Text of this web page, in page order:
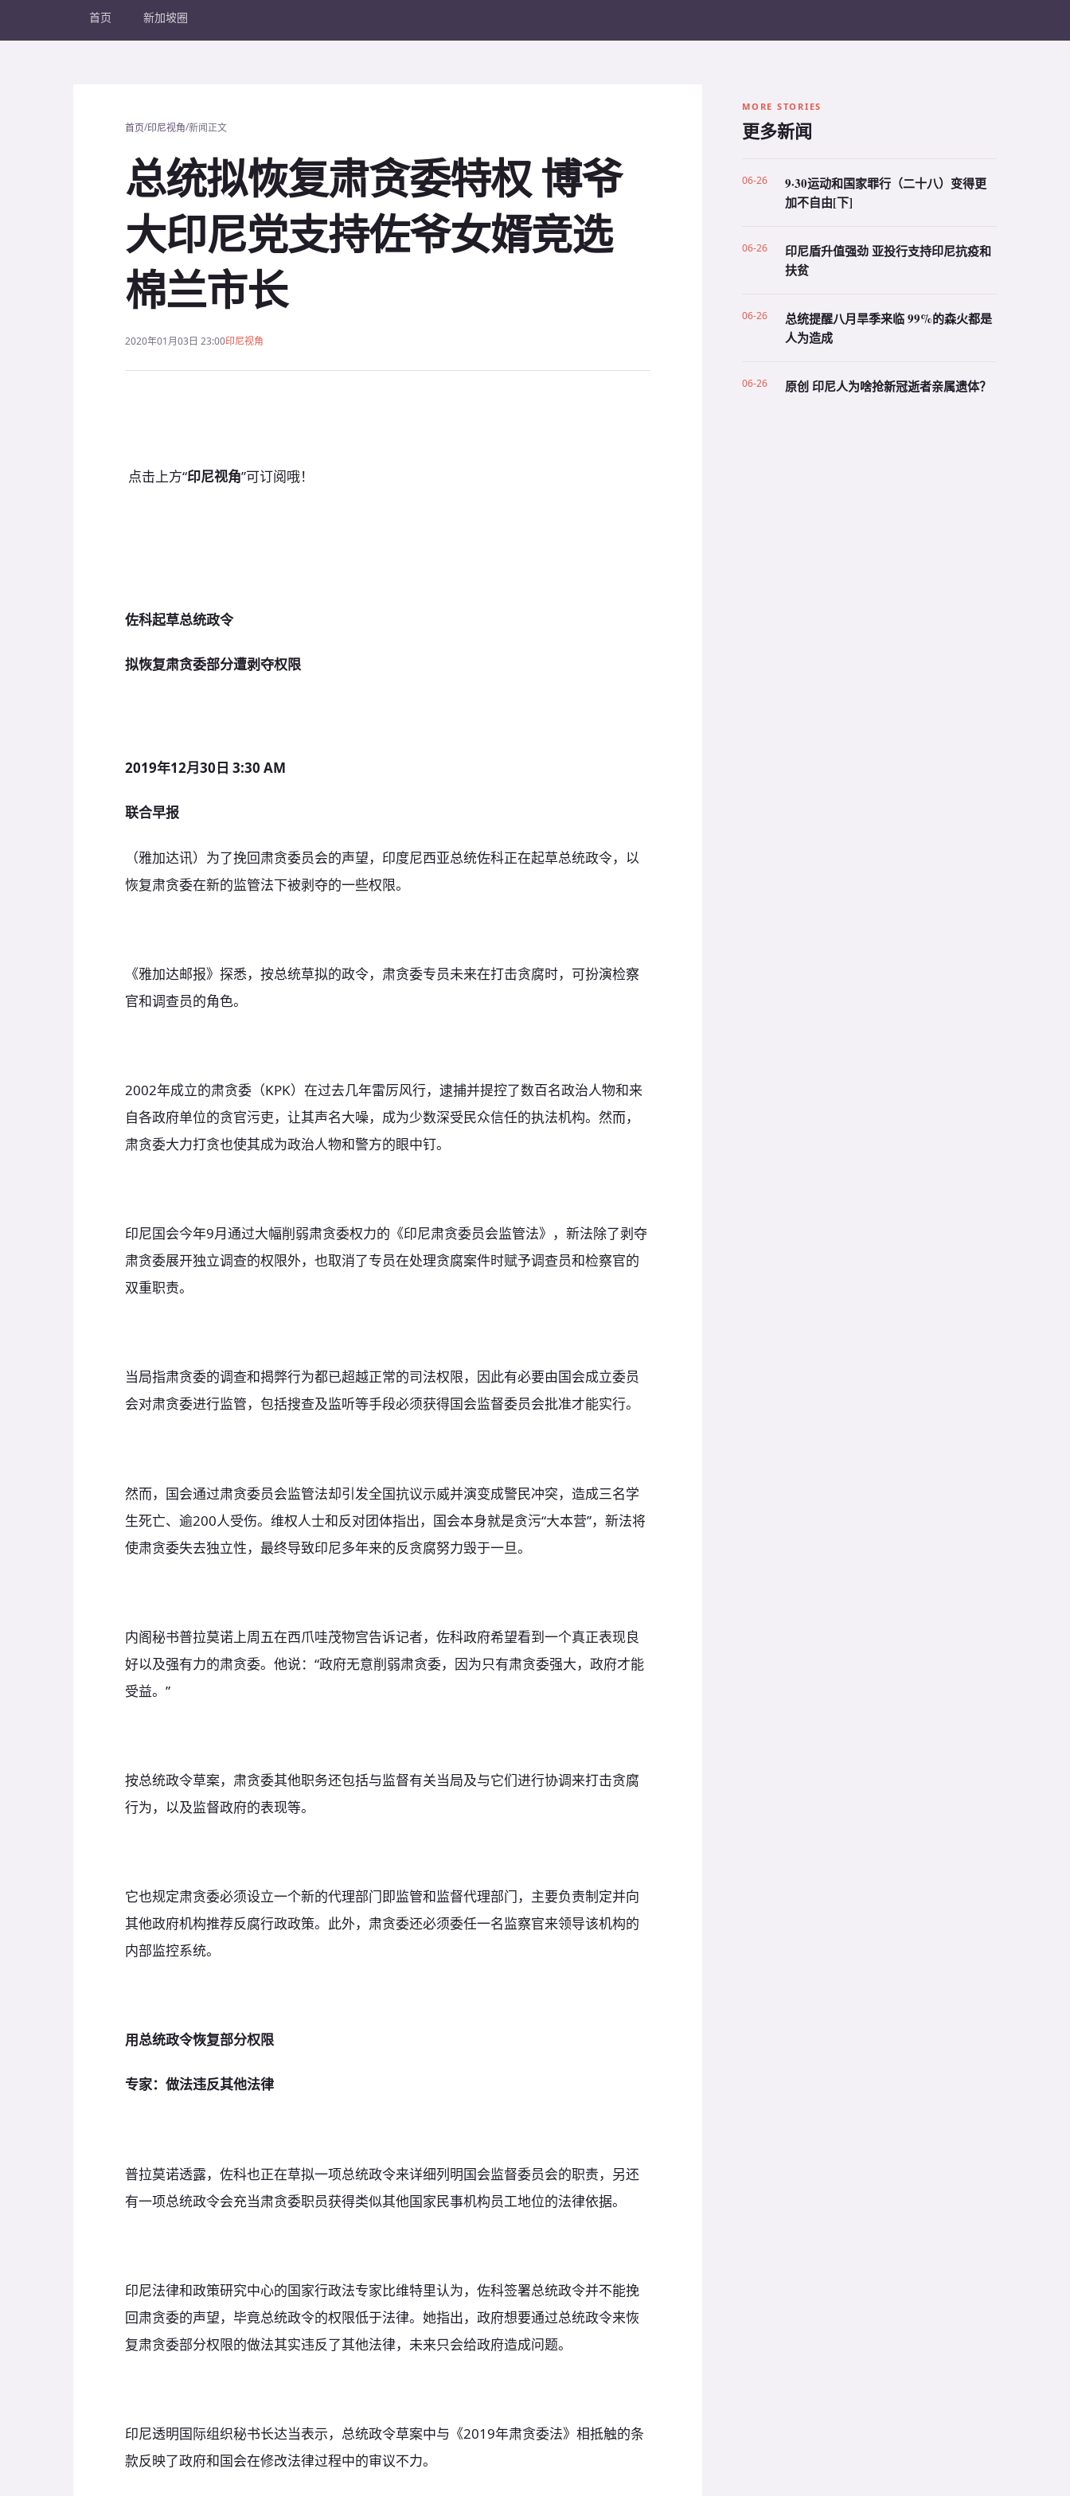
首页 新加坡圈
首页/印尼视角/新闻正文
总统拟恢复肃贪委特权 博爷
大印尼党支持佐爷女婿竞选
棉兰市长
2020年01月03日 23:00印尼视角
点击上方“印尼视角”可订阅哦！
佐科起草总统政令
拟恢复肃贪委部分遭剥夺权限
2019年12月30日 3:30 AM
联合早报
（雅加达讯）为了挽回肃贪委员会的声望，印度尼西亚总统佐科正在起草总统政令，以
恢复肃贪委在新的监管法下被剥夺的一些权限。
《雅加达邮报》探悉，按总统草拟的政令，肃贪委专员未来在打击贪腐时，可扮演检察
官和调查员的角色。
2002年成立的肃贪委（KPK）在过去几年雷厉风行，逮捕并提控了数百名政治人物和来
自各政府单位的贪官污吏，让其声名大噪，成为少数深受民众信任的执法机构。然而，
肃贪委大力打贪也使其成为政治人物和警方的眼中钉。
印尼国会今年9月通过大幅削弱肃贪委权力的《印尼肃贪委员会监管法》，新法除了剥夺
肃贪委展开独立调查的权限外，也取消了专员在处理贪腐案件时赋予调查员和检察官的
双重职责。
当局指肃贪委的调查和揭弊行为都已超越正常的司法权限，因此有必要由国会成立委员
会对肃贪委进行监管，包括搜查及监听等手段必须获得国会监督委员会批准才能实行。
然而，国会通过肃贪委员会监管法却引发全国抗议示威并演变成警民冲突，造成三名学
生死亡、逾200人受伤。维权人士和反对团体指出，国会本身就是贪污“大本营”，新法将
使肃贪委失去独立性，最终导致印尼多年来的反贪腐努力毁于一旦。
内阁秘书普拉莫诺上周五在西爪哇茂物宫告诉记者，佐科政府希望看到一个真正表现良
好以及强有力的肃贪委。他说：“政府无意削弱肃贪委，因为只有肃贪委强大，政府才能
受益。”
按总统政令草案，肃贪委其他职务还包括与监督有关当局及与它们进行协调来打击贪腐
行为，以及监督政府的表现等。
它也规定肃贪委必须设立一个新的代理部门即监管和监督代理部门，主要负责制定并向
其他政府机构推荐反腐行政政策。此外，肃贪委还必须委任一名监察官来领导该机构的
内部监控系统。
用总统政令恢复部分权限
专家：做法违反其他法律
普拉莫诺透露，佐科也正在草拟一项总统政令来详细列明国会监督委员会的职责，另还
有一项总统政令会充当肃贪委职员获得类似其他国家民事机构员工地位的法律依据。
印尼法律和政策研究中心的国家行政法专家比维特里认为，佐科签署总统政令并不能挽
回肃贪委的声望，毕竟总统政令的权限低于法律。她指出，政府想要通过总统政令来恢
复肃贪委部分权限的做法其实违反了其他法律，未来只会给政府造成问题。
印尼透明国际组织秘书长达当表示，总统政令草案中与《2019年肃贪委法》相抵触的条
款反映了政府和国会在修改法律过程中的审议不力。
MORE STORIES
更多新闻
06-26
9·30运动和国家罪行（二十八）变得更
加不自由[下]
06-26
印尼盾升值强劲 亚投行支持印尼抗疫和
扶贫
06-26
总统提醒八月旱季来临 99%的森火都是
人为造成
06-26 原创 印尼人为啥抢新冠逝者亲属遗体？